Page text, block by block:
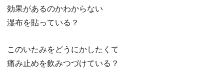
効果があるのかわからない
湿布を貼っている？
このいたみをどうにかしたくて
痛み止めを飲みつづけている？